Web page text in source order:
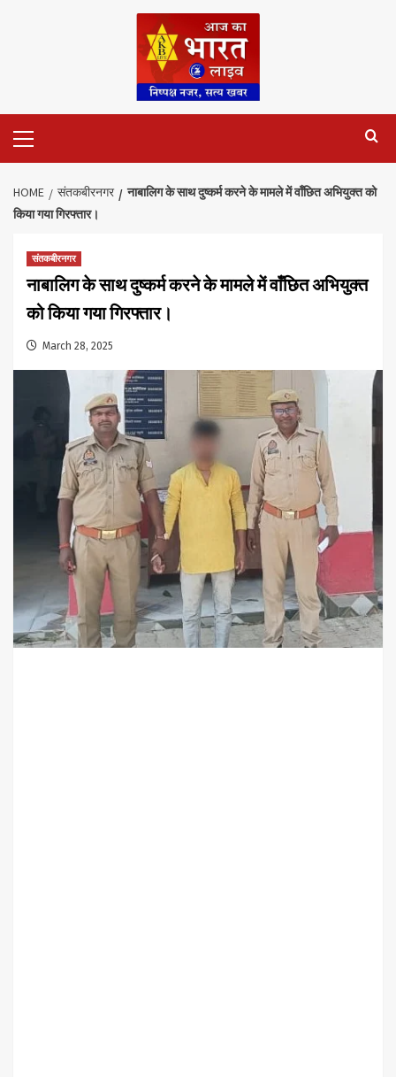
Menu
HOME संतकबीरनगर
नाबालिग के साथ दुष्कर्म करने के मामले में वाँछित अभियुक्त को
किया गया गिरफ्तार।
संतकबीरनगर
नाबालिग के साथ दुष्कर्म करने के मामले में वाँछित अभियुक्त
को किया गया गिरफ्तार।
March 28, 2025